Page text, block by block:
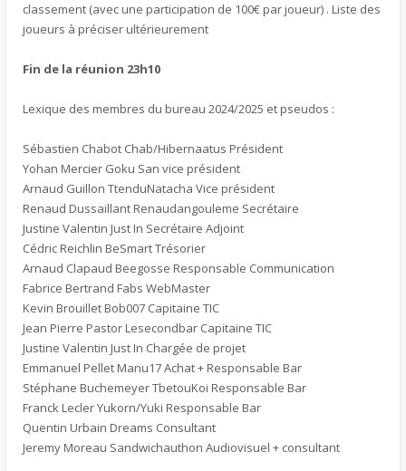
classement (avec une participation de 100€ par joueur) . Liste des
joueurs à préciser ultérieurement
Fin de la réunion 23h10
Lexique des membres du bureau 2024/2025 et pseudos :
Sébastien Chabot Chab/Hibernaatus Président
Yohan Mercier Goku San vice président
Arnaud Guillon TtenduNatacha Vice président
Renaud Dussaillant Renaudangouleme Secrétaire
Justine Valentin Just In Secrétaire Adjoint
Cédric Reichlin BeSmart Trésorier
Arnaud Clapaud Beegosse Responsable Communication
Fabrice Bertrand Fabs WebMaster
Kevin Brouillet Bob007 Capitaine TIC
Jean Pierre Pastor Lesecondbar Capitaine TIC
Justine Valentin Just In Chargée de projet
Emmanuel Pellet Manu17 Achat + Responsable Bar
Stéphane Buchemeyer TbetouKoi Responsable Bar
Franck Lecler Yukorn/Yuki Responsable Bar
Quentin Urbain Dreams Consultant
Jeremy Moreau Sandwichauthon Audiovisuel + consultant